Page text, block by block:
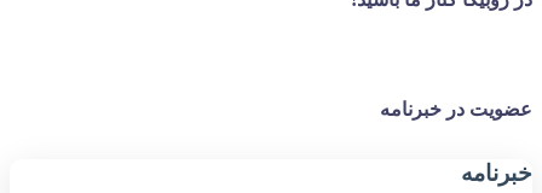
عضویت در خبرنامه
خبر‌نامه